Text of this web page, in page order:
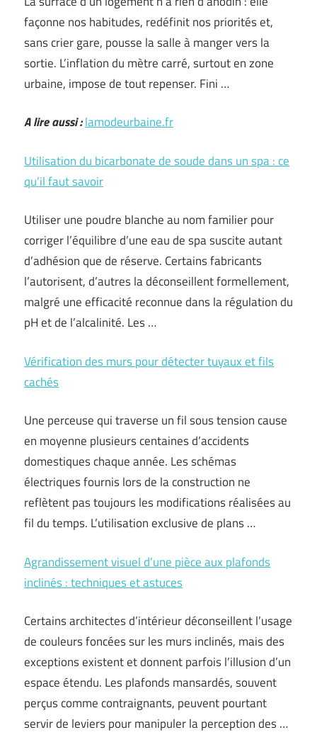
façonne nos habitudes, redéfinit nos priorités et,
sans crier gare, pousse la salle à manger vers la
sortie. L’inflation du mètre carré, surtout en zone
urbaine, impose de tout repenser. Fini …
A lire aussi :lamodeurbaine.fr
Utilisation du bicarbonate de soude dans un spa : ce
qu’il faut savoir
Utiliser une poudre blanche au nom familier pour
corriger l’équilibre d’une eau de spa suscite autant
d’adhésion que de réserve. Certains fabricants
l’autorisent, d’autres la déconseillent formellement,
malgré une efficacité reconnue dans la régulation du
pH et de l’alcalinité. Les …
Vérification des murs pour détecter tuyaux et fils
cachés
Une perceuse qui traverse un fil sous tension cause
en moyenne plusieurs centaines d’accidents
domestiques chaque année. Les schémas
électriques fournis lors de la construction ne
reflètent pas toujours les modifications réalisées au
fil du temps. L’utilisation exclusive de plans …
Agrandissement visuel d’une pièce aux plafonds
inclinés : techniques et astuces
Certains architectes d’intérieur déconseillent l’usage
de couleurs foncées sur les murs inclinés, mais des
exceptions existent et donnent parfois l’illusion d’un
espace étendu. Les plafonds mansardés, souvent
perçus comme contraignants, peuvent pourtant
servir de leviers pour manipuler la perception des …